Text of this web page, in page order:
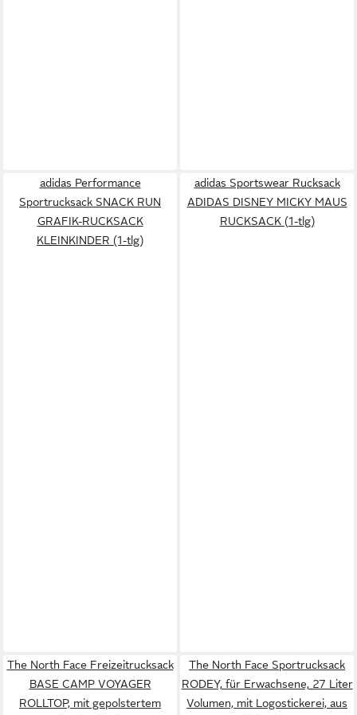
adidas Performance
Sportrucksack SNACK RUN
GRAFIK-RUCKSACK
KLEINKINDER (1-tlg)
adidas Sportswear Rucksack
ADIDAS DISNEY MICKY MAUS
RUCKSACK (1-tlg)
The North Face Freizeitrucksack
BASE CAMP VOYAGER
ROLLTOP, mit gepolstertem
The North Face Sportrucksack
RODEY, für Erwachsene, 27 Liter
Volumen, mit Logostickerei, aus